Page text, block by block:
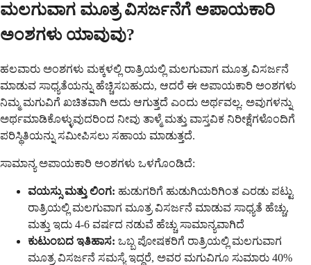
ಮಲಗುವಾಗ ಮೂತ್ರ ವಿಸರ್ಜನೆಗೆ ಅಪಾಯಕಾರಿ
ಅಂಶಗಳು ಯಾವುವು?
ಹಲವಾರು ಅಂಶಗಳು ಮಕ್ಕಳಲ್ಲಿ ರಾತ್ರಿಯಲ್ಲಿ ಮಲಗುವಾಗ ಮೂತ್ರ ವಿಸರ್ಜನೆ
ಮಾಡುವ ಸಾಧ್ಯತೆಯನ್ನು ಹೆಚ್ಚಿಸಬಹುದು, ಆದರೆ ಈ ಅಪಾಯಕಾರಿ ಅಂಶಗಳು
ನಿಮ್ಮ ಮಗುವಿಗೆ ಖಚಿತವಾಗಿ ಅದು ಆಗುತ್ತದೆ ಎಂದು ಅರ್ಥವಲ್ಲ. ಅವುಗಳನ್ನು
ಅರ್ಥಮಾಡಿಕೊಳ್ಳುವುದರಿಂದ ನೀವು ತಾಳ್ಮೆ ಮತ್ತು ವಾಸ್ತವಿಕ ನಿರೀಕ್ಷೆಗಳೊಂದಿಗೆ
ಪರಿಸ್ಥಿತಿಯನ್ನು ಸಮೀಪಿಸಲು ಸಹಾಯ ಮಾಡುತ್ತದೆ.
ಸಾಮಾನ್ಯ ಅಪಾಯಕಾರಿ ಅಂಶಗಳು ಒಳಗೊಂಡಿದೆ:
ವಯಸ್ಸು ಮತ್ತು ಲಿಂಗ: ಹುಡುಗರಿಗೆ ಹುಡುಗಿಯರಿಗಿಂತ ಎರಡು ಪಟ್ಟು
ರಾತ್ರಿಯಲ್ಲಿ ಮಲಗುವಾಗ ಮೂತ್ರ ವಿಸರ್ಜನೆ ಮಾಡುವ ಸಾಧ್ಯತೆ ಹೆಚ್ಚು,
ಮತ್ತು ಇದು 4-6 ವರ್ಷದ ನಡುವೆ ಹೆಚ್ಚು ಸಾಮಾನ್ಯವಾಗಿದೆ
ಕುಟುಂಬದ ಇತಿಹಾಸ: ಒಬ್ಬ ಪೋಷಕರಿಗೆ ರಾತ್ರಿಯಲ್ಲಿ ಮಲಗುವಾಗ
ಮೂತ್ರ ವಿಸರ್ಜನೆ ಸಮಸ್ಯೆ ಇದ್ದರೆ, ಅವರ ಮಗುವಿಗೂ ಸುಮಾರು 40%